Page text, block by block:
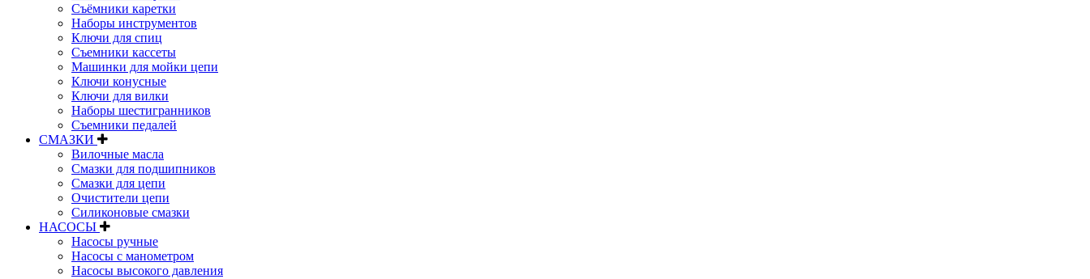
Съёмники каретки
Наборы инструментов
Ключи для спиц
Съемники кассеты
Машинки для мойки цепи
Ключи конусные
Ключи для вилки
Наборы шестигранников
Съемники педалей
СМАЗКИ
Вилочные масла
Смазки для подшипников
Смазки для цепи
Очистители цепи
Силиконовые смазки
НАСОСЫ
Насосы ручные
Насосы с манометром
Насосы высокого давления